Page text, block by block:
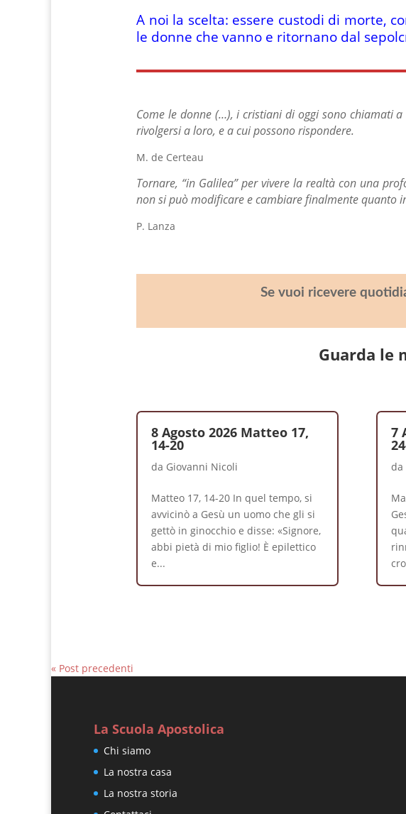
A noi la scelta: essere custodi di morte,
le donne che vanno e ritornano dal
Come le donne (…), i cristiani di oggi sono chiamati
rivolgersi a loro, e a cui possono rispondere.
M. de Certeau
Tornare, “in Galilea” per vivere la realtà con una
non si può modificare e cambiare finalmente quanto
P. Lanza
Se vuoi ricevere
Guarda le
8 Agosto 2026 Matteo 17,
14-20
da Giovanni Nicoli
Matteo 17, 14-20 In quel tempo, si
avvicinò a Gesù un uomo che gli si
gettò in ginocchio e disse: «Signore,
abbi pietà di mio figlio! È epilettico
e...
7
da
« Post precedenti
La Scuola Apostolica
Chi siamo
La nostra casa
La nostra storia